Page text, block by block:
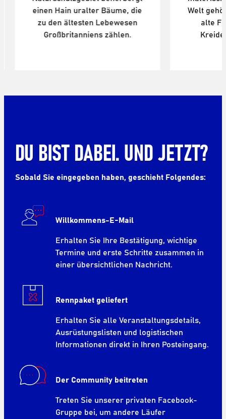
einen Hain uralter Bäume, die
zu den ältesten Lebewesen
Großbritanniens zählen.
Welt
alte
DU BIST DABEI. UND JETZT?
Sobald Sie eingegeben haben, geschieht Folgendes:
Willkommens-E-Mail
Erhalten Sie Ihre Bestätigung, wichtige
Termine und erste Schritte zusammen in
einer übersichtlichen Nachricht.
Rennpaket geliefert
Erhalten Sie alle Veranstaltungsdetails,
Ausrüstungslisten und logistischen
Informationen direkt in Ihren Posteingang.
Der Community beitreten
Treten Sie unserer privaten Facebook-
Gruppe bei, um andere Läufer